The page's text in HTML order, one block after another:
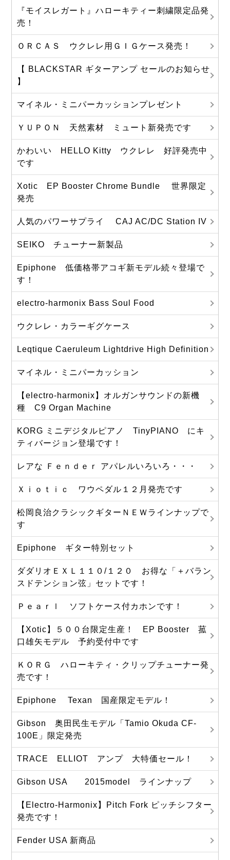
『モイスレガート』ハローキティー刺繍限定品発
売！
ＯＲＣＡＳ ウクレレ用ＧＩＧケース発売！
【 BLACKSTAR ギターアンプ セールのお知らせ
】
マイネル・ミニパーカッションプレゼント
ＹＵＰＯＮ 天然素材 ミュート新発売です
かわいい HELLO Kitty ウクレレ 好評発売中
です
Xotic EP Booster Chrome Bundle 世界限定
発売
人気のパワーサプライ CAJ AC/DC Station IV
SEIKO チューナー新製品
Epiphone 低価格帯アコギ新モデル続々登場で
す！
electro-harmonix Bass Soul Food
ウクレレ・カラーギグケース
Leqtique Caeruleum Lightdrive High Definition
マイネル・ミニパーカッション
【electro-harmonix】オルガンサウンドの新機
種 C9 Organ Machine
KORG ミニデジタルピアノ TinyPIANO にキ
ティバージョン登場です！
レアな Ｆｅｎｄｅｒ アパレルいろいろ・・・
Ｘｉｏｔｉｃ ワウペダル１２月発売です
松岡良治クラシックギターＮＥＷラインナップで
す
Epiphone ギター特別セット
ダダリオＥＸＬ１１０/１２０ お得な「＋バラン
スドテンション弦」セットです！
Ｐｅａｒｌ ソフトケース付カホンです！
【Xotic】５００台限定生産！ EP Booster 菰
口雄矢モデル 予約受付中です
ＫＯＲＧ ハローキティ・クリップチューナー発
売です！
Epiphone Texan 国産限定モデル！
Gibson 奥田民生モデル「Tamio Okuda CF-
100E」限定発売
TRACE ELLIOT アンプ 大特価セール！
Gibson USA 2015model ラインナップ
【Electro-Harmonix】Pitch Fork ピッチシフター
発売です！
Fender USA 新商品